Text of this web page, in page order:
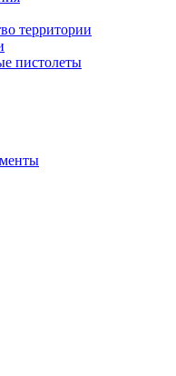
территории
пистолеты